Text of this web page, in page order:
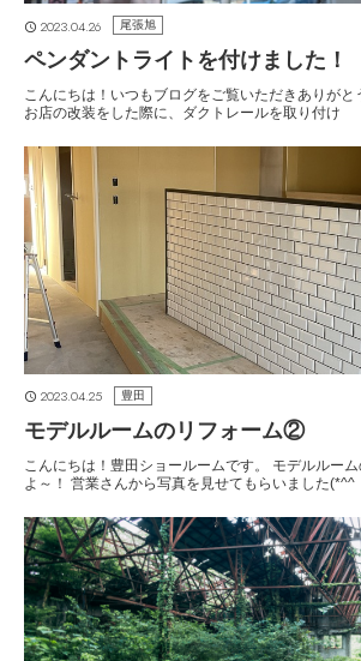
2023.04.26 尾張旭
ペンダントライトを付けました！
こんにちは！いつもブログをご覧いただきありが
お店の改装をした際に、ダクトレールを取り付け
2023.04.25 豊田
モデルルームのリフォーム②
こんにちは！豊田ショールームです。 モデルルー
よ～！ 営業さんから写真を見せてもらいました(*^^